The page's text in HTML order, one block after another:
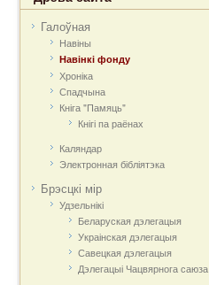
Галоўная
Навіны
Навінкі фонду
Хроніка
Спадчына
Кніга "Памяць"
Кнігі па раёнах
Каляндар
Электронная бібліятэка
Брэсцкі мір
Удзельнікі
Беларуская дэлегацыя
Украінская дэлегацыя
Савецкая дэлегацыя
Дэлегацыі Чацвярнога саюза